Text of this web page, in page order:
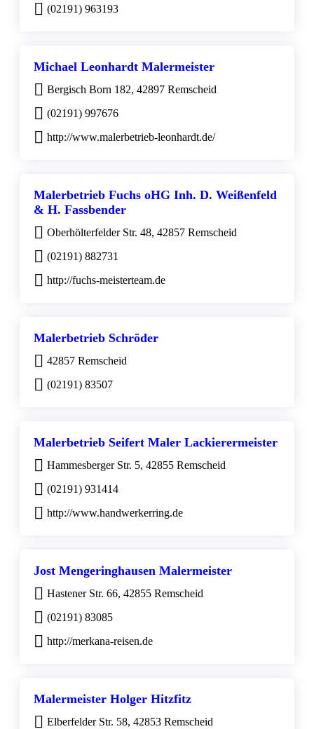
(02191) 963193
Michael Leonhardt Malermeister
Bergisch Born 182, 42897 Remscheid
(02191) 997676
http://www.malerbetrieb-leonhardt.de/
Malerbetrieb Fuchs oHG Inh. D. Weißenfeld
& H. Fassbender
Oberhölterfelder Str. 48, 42857 Remscheid
(02191) 882731
http://fuchs-meisterteam.de
Malerbetrieb Schröder
42857 Remscheid
(02191) 83507
Malerbetrieb Seifert Maler Lackierermeister
Hammesberger Str. 5, 42855 Remscheid
(02191) 931414
http://www.handwerkerring.de
Jost Mengeringhausen Malermeister
Hastener Str. 66, 42855 Remscheid
(02191) 83085
http://merkana-reisen.de
Malermeister Holger Hitzfitz
Elberfelder Str. 58, 42853 Remscheid